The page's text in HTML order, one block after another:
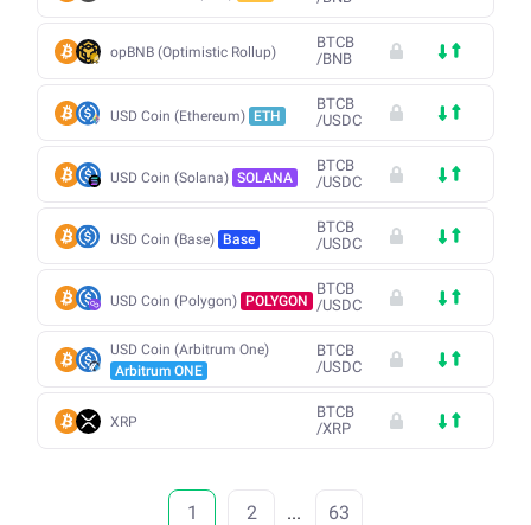
opBNB (Optimistic Rollup)
BTCB
/BNB
USD Coin (Ethereum) ETH
BTCB
/USDC
USD Coin (Solana) SOLANA
BTCB
/USDC
USD Coin (Base) Base
BTCB
/USDC
USD Coin (Polygon) POLYGON
BTCB
/USDC
USD Coin (Arbitrum One)
Arbitrum ONE
BTCB
/USDC
XRP
BTCB
/XRP
1 2 ... 63